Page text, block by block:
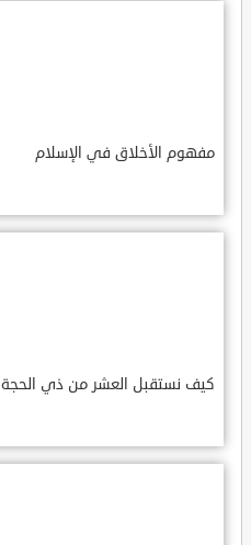
مفهوم الأخلاق في الإسلام
كيف نستقبل العشر من ذي الحجة